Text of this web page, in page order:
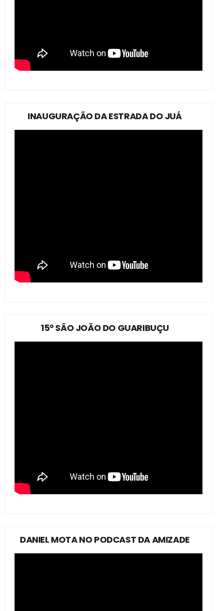
INAUGURAÇÃO DA ESTRADA DO JUÁ
15º SÃO JOÃO DO GUARIBUÇU
DANIEL MOTA NO PODCAST DA AMIZADE